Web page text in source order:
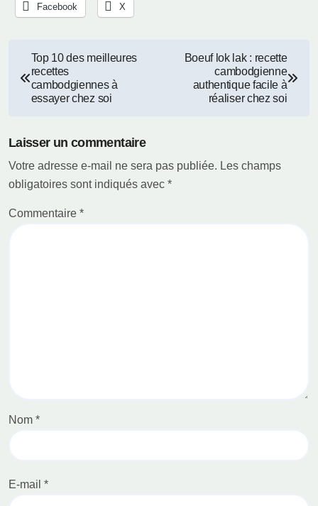
Facebook X
Navigation
de
Top 10 des meilleures
recettes
cambodgiennes à
essayer chez soi
Boeuf lok lak : recette
cambodgienne
authentique facile à
réaliser chez soi
Laisser un commentaire
Votre adresse e-mail ne sera pas publiée. Les champs
obligatoires sont indiqués avec *
Commentaire *
Nom *
E-mail *